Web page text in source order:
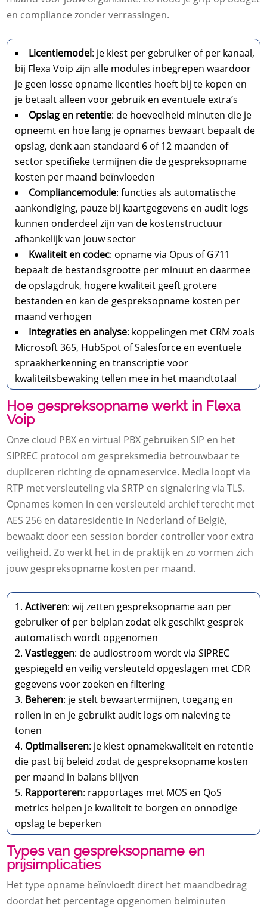
en compliance zonder verrassingen.​
Licentiemodel: je kiest per gebruiker of per kanaal,
bij Flexa Voip zijn alle modules inbegrepen waardoor
je geen losse opname licenties hoeft bij te kopen en
je betaalt alleen voor gebruik en eventuele extra’s
Opslag en retentie: de hoeveelheid minuten die je
opneemt en hoe lang je opnames bewaart bepaalt de
opslag, denk aan standaard 6 of 12 maanden of
sector specifieke termijnen die de gespreksopname
kosten per maand beïnvloeden
Compliancemodule: functies als automatische
aankondiging, pauze bij kaartgegevens en audit logs
kunnen onderdeel zijn van de kostenstructuur
afhankelijk van jouw sector
Kwaliteit en codec: opname via Opus of G711
bepaalt de bestandsgrootte per minuut en daarmee
de opslagdruk, hogere kwaliteit geeft grotere
bestanden en kan de gespreksopname kosten per
maand verhogen
Integraties en analyse: koppelingen met CRM zoals
Microsoft 365, HubSpot of Salesforce en eventuele
spraakherkenning en transcriptie voor
kwaliteitsbewaking tellen mee in het maandtotaal
Hoe gespreksopname werkt in Flexa
Voip
Onze cloud PBX en virtual PBX gebruiken SIP en het
SIPREC protocol om gespreksmedia betrouwbaar te
dupliceren richting de opnameservice.​ Media loopt via
RTP met versleuteling via SRTP en signalering via TLS.​
Opnames komen in een versleuteld archief terecht met
AES 256 en dataresidentie in Nederland of België,
bewaakt door een session border controller voor extra
veiligheid.​ Zo werkt het in de praktijk en zo vormen zich
jouw gespreksopname kosten per maand.​
Activeren: wij zetten gespreksopname aan per
gebruiker of per belplan zodat elk geschikt gesprek
automatisch wordt opgenomen
Vastleggen: de audiostroom wordt via SIPREC
gespiegeld en veilig versleuteld opgeslagen met CDR
gegevens voor zoeken en filtering
Beheren: je stelt bewaartermijnen, toegang en
rollen in en je gebruikt audit logs om naleving te
tonen
Optimaliseren: je kiest opnamekwaliteit en retentie
die past bij beleid zodat de gespreksopname kosten
per maand in balans blijven
Rapporteren: rapportages met MOS en QoS
metrics helpen je kwaliteit te borgen en onnodige
opslag te beperken
Types van gespreksopname en
prijsimplicaties
Het type opname beïnvloedt direct het maandbedrag
doordat het percentage opgenomen belminuten